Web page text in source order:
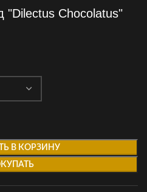
Chocolatus"
В КОРЗИНУ